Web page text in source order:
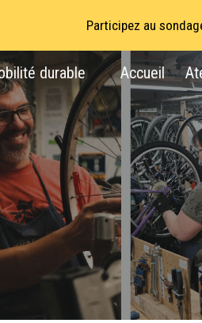
Skip to
Participez au
durable Accueil